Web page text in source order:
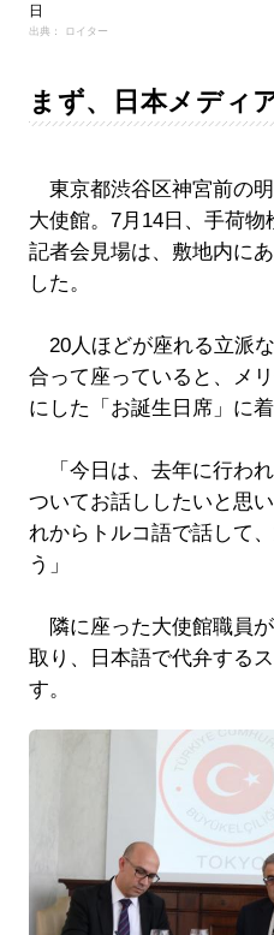
日
出典： ロイター
まず、日本メディ
東京都渋谷区神宮前の
大使館。7月14日、手荷
記者会見場は、敷地内に
した。
20人ほどが座れる立派
合って座っていると、メ
にした「お誕生日席」に着
「今日は、去年に行わ
ついてお話ししたいと思
れからトルコ語で話して
う」
隣に座った大使館職員
取り、日本語で代弁する
す。